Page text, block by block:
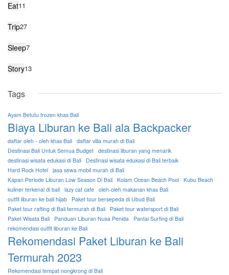
Eat11
Trip27
Sleep7
Story13
Tags
Ayam Betutu frozen khas Bali
Biaya Liburan ke Bali ala Backpacker
daftar oleh - oleh khas Bali daftar villa murah di Bali
Destinasi Bali Untuk Semua Budget destinasi liburan yang menarik
destinasi wisata edukasi di Bali
Destinasi wisata edukasi di Bali terbaik
Hard Rock Hotel jasa sewa mobil murah di Bali
Kapan Periode Liburan Low Season Di Bali Kolam Ocean Beach Pool Kubu Beach
kuliner terkenal di bali lazy cat cafe oleh-oleh makanan khas Bali
outfit liburan ke bali hijab
Paket tour bersepeda di Ubud Bali
Paket tour rafting di Bali termurah di Bali
Paket tour watersport di Bali
Paket Wisata Bali
Panduan Liburan Nusa Penida
Pantai Surfing di Bali
rekomendasi outfit liburan ke Bali
Rekomendasi Paket Liburan ke Bali
Termurah 2023
Rekomendasi tempat nongkrong di Bali